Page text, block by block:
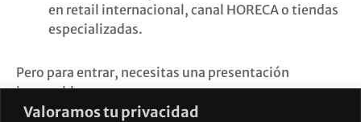
Valoramos tu privacidad
en retail internacional, canal HORECA o tiendas
especializadas.
Pero para entrar, necesitas una presentación
impecable:
Dossier comercial, ficha técnica adaptada, packaging